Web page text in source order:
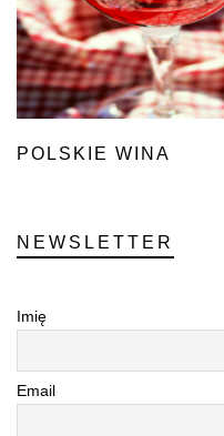
POLSKIE WINA
NEWSLETTER
Imię
Email